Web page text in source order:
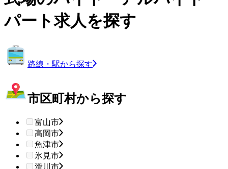
パート求人を探す
路線・駅から探す
市区町村から探す
富山市
高岡市
魚津市
氷見市
滑川市